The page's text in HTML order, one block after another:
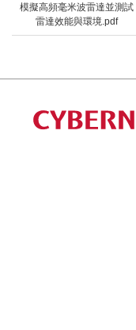
模擬高頻毫米波雷達並測試
雷達效能與環境.pdf